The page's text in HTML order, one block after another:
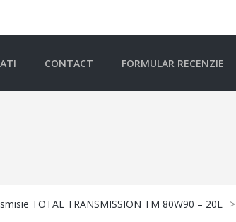
CONTACT FORMULAR RECENZIE
TOTAL TRANSMISSION TM 80W90 – 20L >